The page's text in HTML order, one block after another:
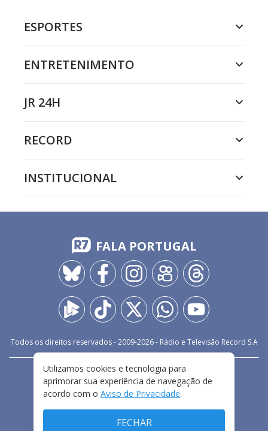
ESPORTES
ENTRETENIMENTO
JR 24H
RECORD
INSTITUCIONAL
FALA PORTUGAL
Todos os direitos reservados - 2009-2026- Rádio e Televisão Record S.A
FALE CONOSCO
PRIVACIDADE
TERMOS E CONDIÇÕES DE USO
Utilizamos cookies e tecnologia para
aprimorar sua experiência de navegação de
acordo com o Aviso de Privacidade.
FECHAR